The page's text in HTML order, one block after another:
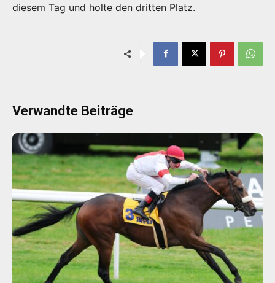
diesem Tag und holte den dritten Platz.
Verwandte Beiträge